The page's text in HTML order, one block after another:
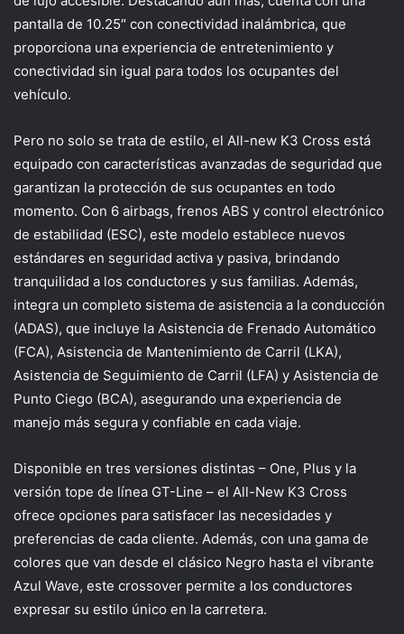
pantalla de 10.25″ con conectividad inalámbrica, que
proporciona una experiencia de entretenimiento y
conectividad sin igual para todos los ocupantes del
vehículo.
Pero no solo se trata de estilo, el All-new K3 Cross está
equipado con características avanzadas de seguridad que
garantizan la protección de sus ocupantes en todo
momento. Con 6 airbags, frenos ABS y control electrónico
de estabilidad (ESC), este modelo establece nuevos
estándares en seguridad activa y pasiva, brindando
tranquilidad a los conductores y sus familias. Además,
integra un completo sistema de asistencia a la conducción
(ADAS), que incluye la Asistencia de Frenado Automático
(FCA), Asistencia de Mantenimiento de Carril (LKA),
Asistencia de Seguimiento de Carril (LFA) y Asistencia de
Punto Ciego (BCA), asegurando una experiencia de
manejo más segura y confiable en cada viaje.
Disponible en tres versiones distintas – One, Plus y la
versión tope de línea GT-Line – el All-New K3 Cross
ofrece opciones para satisfacer las necesidades y
preferencias de cada cliente. Además, con una gama de
colores que van desde el clásico Negro hasta el vibrante
Azul Wave, este crossover permite a los conductores
expresar su estilo único en la carretera.